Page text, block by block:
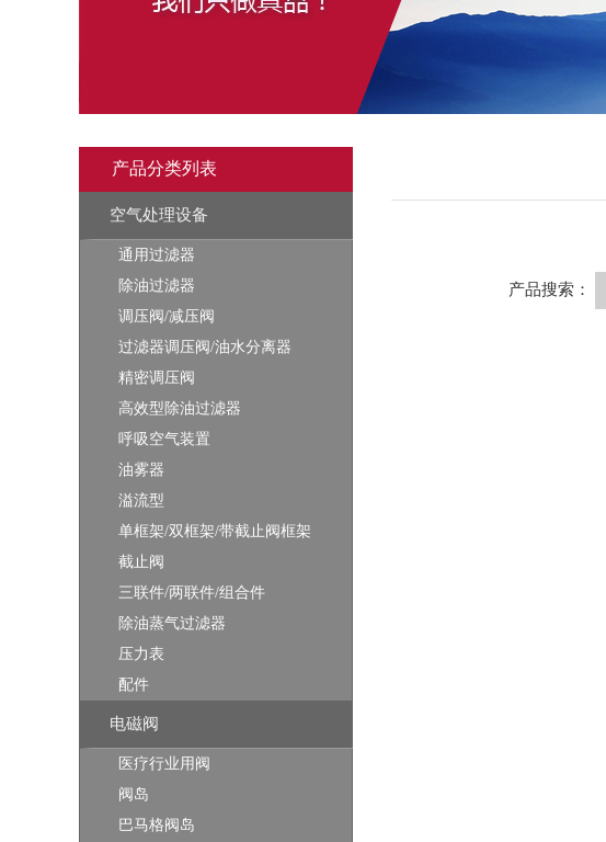
产品分类列表
空气处理设备
通用过滤器
除油过滤器
调压阀/减压阀
过滤器调压阀/油水分离器
精密调压阀
高效型除油过滤器
呼吸空气装置
油雾器
溢流型
单框架/双框架/带截止阀框架
截止阀
三联件/两联件/组合件
除油蒸气过滤器
压力表
配件
电磁阀
医疗行业用阀
阀岛
巴马格阀岛
产品搜索：